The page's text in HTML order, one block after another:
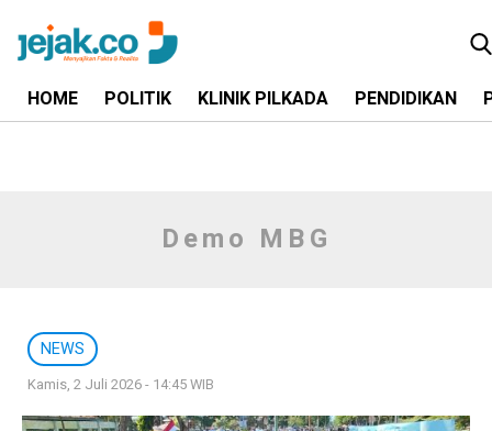
HOME POLITIK KLINIK PILKADA PENDIDIKAN
Demo MBG
NEWS
Kamis, 2 Juli 2026 - 14:45 WIB